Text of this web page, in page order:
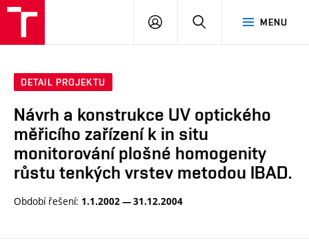
MENU
PŘIHLÁSIT
DETAIL PROJEKTU
Návrh a konstrukce UV optického
měřicího zařízení k in situ
monitorování plošné homogenity
růstu tenkých vrstev metodou IBAD.
Období řešení: 1.1.2002 — 31.12.2004